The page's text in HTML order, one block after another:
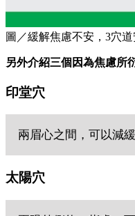
圖／緩解焦慮不安，3穴
另外介紹三個因為焦慮所
印堂穴
兩眉心之間，可以減
太陽穴